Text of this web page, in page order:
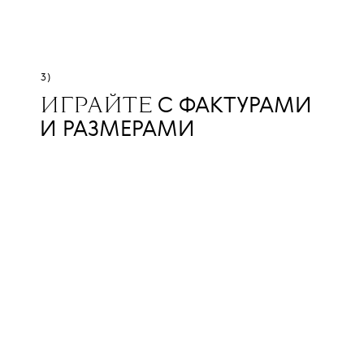
3)
ИГРАЙТЕ С ФАКТУРАМИ
И РАЗМЕРАМИ